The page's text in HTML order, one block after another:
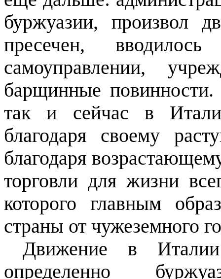
буржуазии, произвол
пресечен,
самоуправлении,
барщинные
так и сейчас в
благодаря своему
благодаря
торговли для жизни
которого главным
страны от чужеземного
Движение в
определенно